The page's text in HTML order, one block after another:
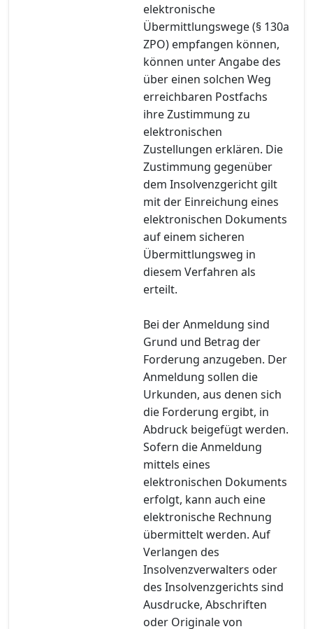
elektronische
Übermittlungswege (§ 130a
ZPO) empfangen können,
können unter Angabe des
über einen solchen Weg
erreichbaren Postfachs
ihre Zustimmung zu
elektronischen
Zustellungen erklären. Die
Zustimmung gegenüber
dem Insolvenzgericht gilt
mit der Einreichung eines
elektronischen Dokuments
auf einem sicheren
Übermittlungsweg in
diesem Verfahren als
erteilt.
Bei der Anmeldung sind
Grund und Betrag der
Forderung anzugeben. Der
Anmeldung sollen die
Urkunden, aus denen sich
die Forderung ergibt, in
Abdruck beigefügt werden.
Sofern die Anmeldung
mittels eines
elektronischen Dokuments
erfolgt, kann auch eine
elektronische Rechnung
übermittelt werden. Auf
Verlangen des
Insolvenzverwalters oder
des Insolvenzgerichts sind
Ausdrucke, Abschriften
oder Originale von